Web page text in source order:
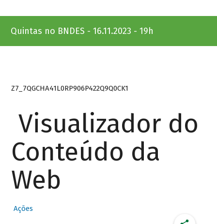
Quintas no BNDES - 16.11.2023 - 19h
Z7_7QGCHA41L0RP906P422Q9Q0CK1
Visualizador do
Conteúdo da
Web
Ações